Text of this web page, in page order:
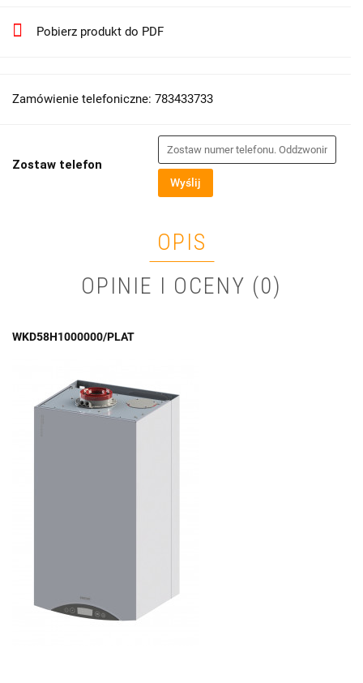
Pobierz produkt do PDF
Zamówienie telefoniczne: 783433733
Zostaw telefon
Wyślij
OPIS
OPINIE I OCENY (0)
WKD58H1000000/PLAT